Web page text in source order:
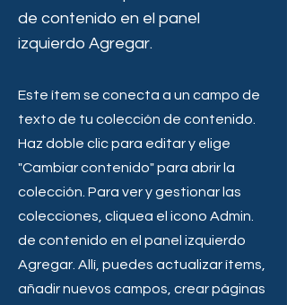
de contenido en el panel
izquierdo Agregar.
Este ítem se conecta a un campo de
texto de tu colección de contenido.
Haz doble clic para editar y elige
"Cambiar contenido" para abrir la
colección. Para ver y gestionar las
colecciones, cliquea el icono Admin.
de contenido en el panel izquierdo
Agregar. Allí, puedes actualizar ítems,
añadir nuevos campos, crear páginas